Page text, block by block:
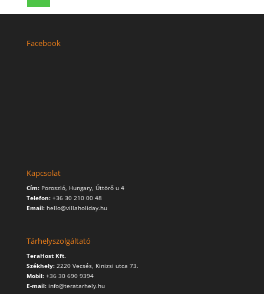
Facebook
Kapcsolat
Cím: Poroszló, Hungary, Úttörő u 4
Telefon: +36 30 210 00 48
Email: hello@villaholiday.hu
Tárhelyszolgáltató
TeraHost Kft.
Székhely: 2220 Vecsés, Kinizsi utca 73.
Mobil: +36 30 690 9394
E-mail: info@teratarhely.hu